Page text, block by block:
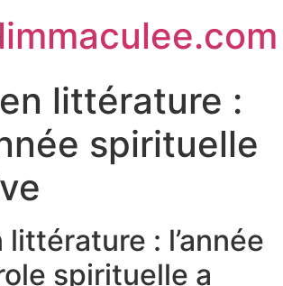
littérature :
spirituelle
: l’année
spirituelle a